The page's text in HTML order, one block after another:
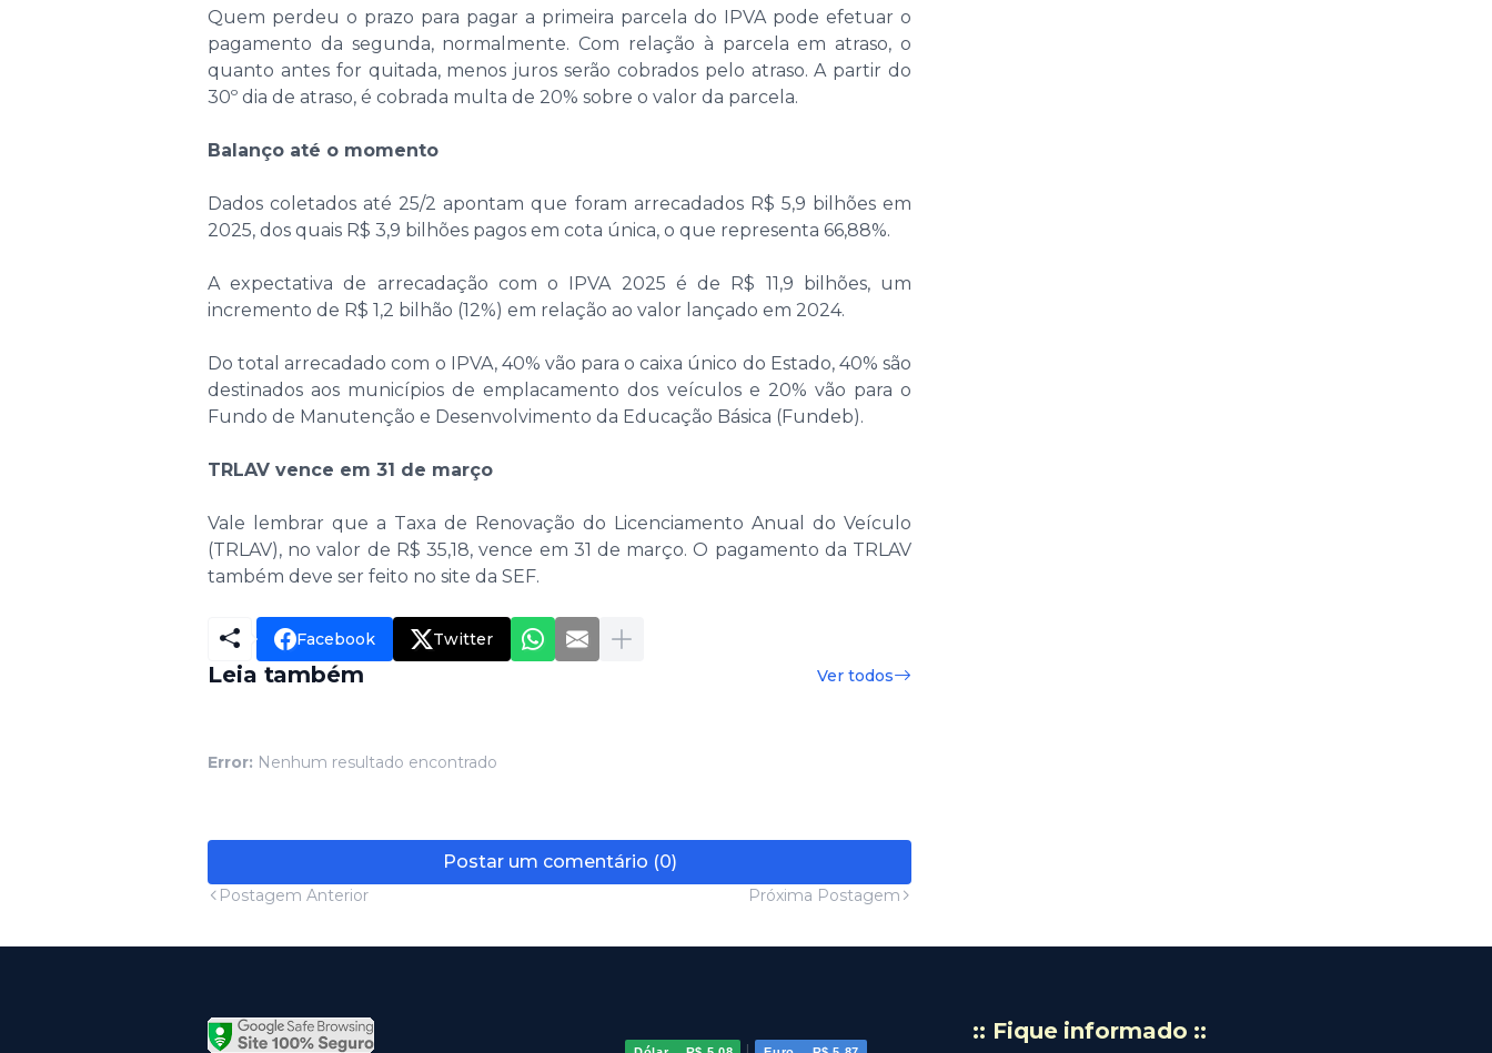
Quem perdeu o prazo para pagar a primeira parcela do IPVA pode efetuar o
pagamento da segunda, normalmente. Com relação à parcela em atraso, o
quanto antes for quitada, menos juros serão cobrados pelo atraso. A partir do
30º dia de atraso, é cobrada multa de 20% sobre o valor da parcela.
Balanço até o momento
Dados coletados até 25/2 apontam que foram arrecadados R$ 5,9 bilhões em
2025, dos quais R$ 3,9 bilhões pagos em cota única, o que representa 66,88%.
A expectativa de arrecadação com o IPVA 2025 é de R$ 11,9 bilhões, um
incremento de R$ 1,2 bilhão (12%) em relação ao valor lançado em 2024.
Do total arrecadado com o IPVA, 40% vão para o caixa único do Estado, 40% são
destinados aos municípios de emplacamento dos veículos e 20% vão para o
Fundo de Manutenção e Desenvolvimento da Educação Básica (Fundeb).
TRLAV vence em 31 de março
Vale lembrar que a Taxa de Renovação do Licenciamento Anual do Veículo
(TRLAV), no valor de R$ 35,18, vence em 31 de março. O pagamento da TRLAV
também deve ser feito no site da SEF.
Facebook Twitter
Leia também Ver todos
Error: Nenhum resultado encontrado
Postar um comentário (0)
Postagem Anterior Próxima Postagem
:: Fique informado ::